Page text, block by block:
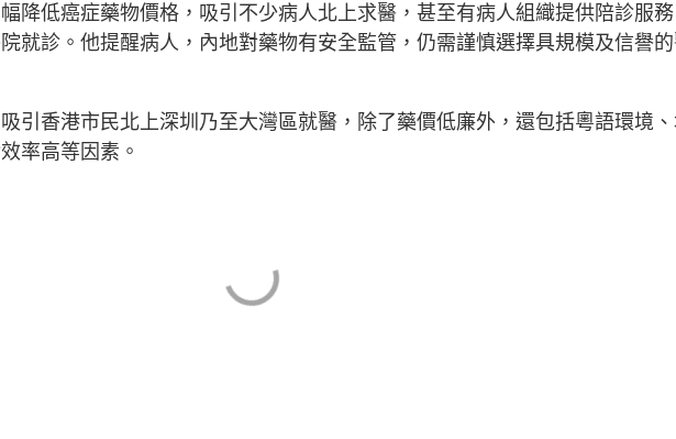
降低癌症藥物價格，吸引不少病人北上求醫，甚至有病人組織提供陪診服務
就診。他提醒病人，內地對藥物有安全監管，仍需謹慎選擇具規模及信譽
引香港市民北上深圳乃至大灣區就醫，除了藥價低廉外，還包括粵語環境
率高等因素。